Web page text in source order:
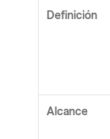
Definición
Alcance